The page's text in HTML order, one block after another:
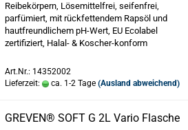
Reibekörpern, Lösemittelfrei, seifenfrei,
parfümiert, mit rückfettendem Rapsöl und
hautfreundlichem pH-Wert, EU Ecolabel
zertifiziert, Halal- & Koscher-konform
Art.Nr.: 14352002
Lieferzeit:
ca. 1-2 Tage (Ausland abweichend)
GREVEN® SOFT G 2L Vario Flasche